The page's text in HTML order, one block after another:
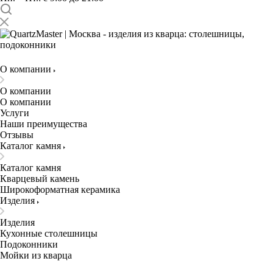
О компании
О компании
О компании
Услуги
Наши преимущества
Отзывы
Каталог камня
Каталог камня
Кварцевый камень
Широкоформатная керамика
Изделия
Изделия
Кухонные столешницы
Подоконники
Мойки из кварца